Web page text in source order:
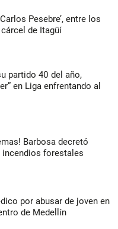
Pesebre’, entre los
de Itagüí
partido 40 del año,
en Liga enfrentando al
Barbosa decretó
incendios forestales
por abusar de joven en
de Medellín